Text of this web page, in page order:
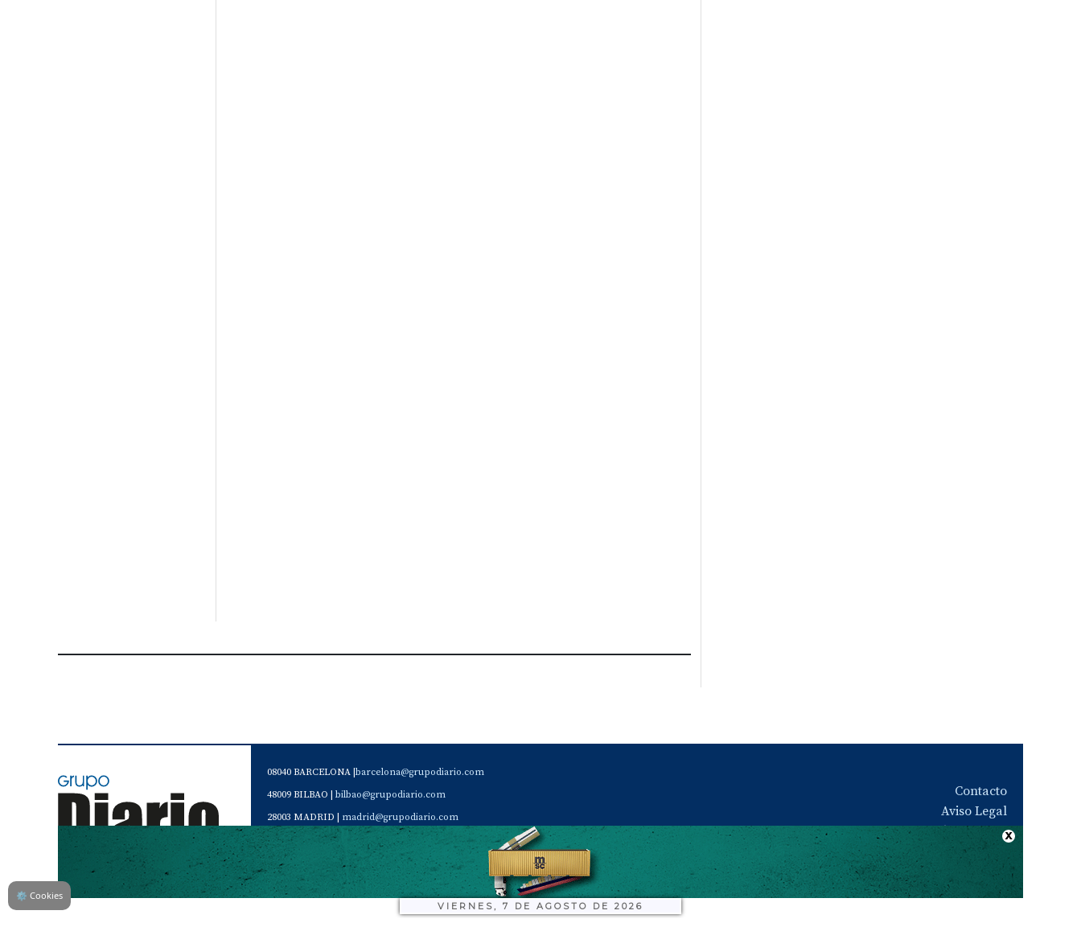
VIERNES, 7 DE AGOSTO DE 2026
08040 BARCELONA | barcelona@grupodiario.com
48009 BILBAO | bilbao@grupodiario.com
28003 MADRID | madrid@grupodiario.com
46120 Alboraya. VALENCIA |
valencia@grupodiario.com
Servicio de Atención al Socio Suscriptor | sas@grupodiario.com
Teléfono de contacto de Diario del Puerto: 96 330 18 32
Contacto
Aviso Legal
Quiénes somos
Política de privacidad
⚙ Cookies